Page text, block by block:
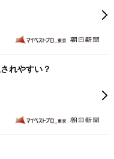
れやすい？